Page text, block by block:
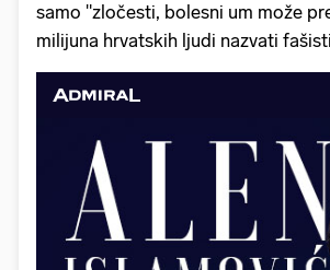
samo "zločesti, bolesni um može
milijuna hrvatskih ljudi nazvati